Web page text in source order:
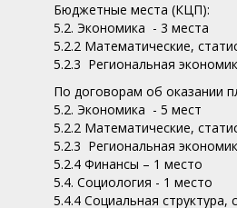
Бюджетные места (КЦП):
5.2. Экономика - 3 места
5.2.2 Математические,
​5.2.3 Региональная
По договорам об оказании
5.2. Экономика - 5 мест
5.2.2 Математические,
5.2.3 Региональная
5.2.4 Финансы – 1 место
5.4. Социология - 1 место
5.4.4 Социальная